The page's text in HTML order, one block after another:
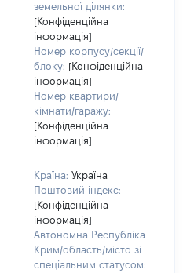
земельної ділянки:
[Конфіденційна
інформація]
Номер корпусу/секції/
блоку: [Конфіденційна
інформація]
Номер квартири/
кімнати/гаражу:
[Конфіденційна
інформація]
Країна: Україна
Поштовий індекс:
[Конфіденційна
інформація]
Автономна Республіка
Крим/область/місто зі
спеціальним статусом: